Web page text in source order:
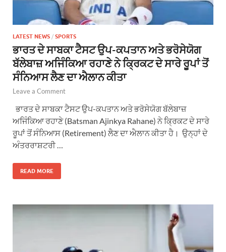
LATEST NEWS / SPORTS
ਭਾਰਤ ਦੇ ਸਾਬਕਾ ਟੈਸਟ ਉਪ-ਕਪਤਾਨ ਅਤੇ ਭਰੋਸੇਯੋਗ
ਬੱਲੇਬਾਜ਼ ਅਜਿੰਕਿਆ ਰਹਾਣੇ ਨੇ ਕ੍ਰਿਕਟ ਦੇ ਸਾਰੇ ਰੂਪਾਂ ਤੋਂ
ਸੰਨਿਆਸ ਲੈਣ ਦਾ ਐਲਾਨ ਕੀਤਾ
Leave a Comment
ਭਾਰਤ ਦੇ ਸਾਬਕਾ ਟੈਸਟ ਉਪ-ਕਪਤਾਨ ਅਤੇ ਭਰੋਸੇਯੋਗ ਬੱਲੇਬਾਜ਼
ਅਜਿੰਕਿਆ ਰਹਾਣੇ (Batsman Ajinkya Rahane) ਨੇ ਕ੍ਰਿਕਟ ਦੇ ਸਾਰੇ
ਰੂਪਾਂ ਤੋਂ ਸੰਨਿਆਸ (Retirement) ਲੈਣ ਦਾ ਐਲਾਨ ਕੀਤਾ ਹੈ। ਉਨ੍ਹਾਂ ਦੇ
ਅੰਤਰਰਾਸ਼ਟਰੀ …
READ MORE